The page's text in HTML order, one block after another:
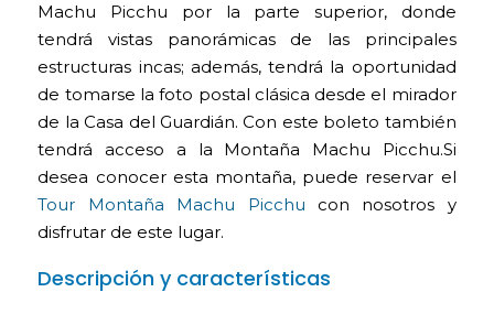
Machu Picchu por la parte superior, donde
tendrá vistas panorámicas de las principales
estructuras incas; además, tendrá la oportunidad
de tomarse la foto postal clásica desde el mirador
de la Casa del Guardián. Con este boleto también
tendrá acceso a la Montaña Machu Picchu.Si
desea conocer esta montaña, puede reservar el
Tour Montaña Machu Picchu con nosotros y
disfrutar de este lugar.
Descripción y características